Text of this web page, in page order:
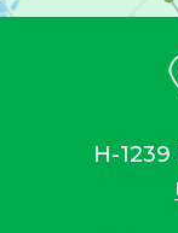
H-